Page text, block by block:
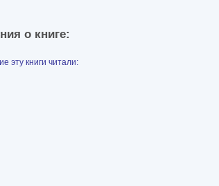
о книге:
эту книги читали: